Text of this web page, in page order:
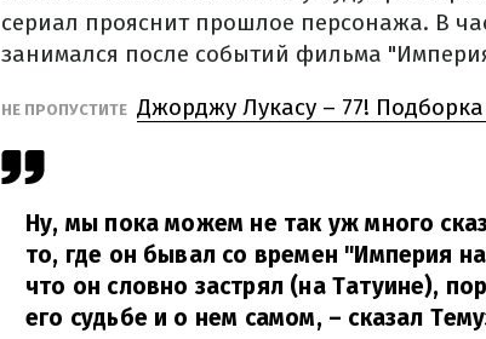
сериал прояснит прошлое персонажа. В
занимался после событий фильма
НЕ ПРОПУСТИТЕ Джорджу Лукасу – 77!
Ну, мы пока можем не так уж много
то, где он бывал со времен "Империя
что он словно застрял (на Татуине),
его судьбе и о нем самом, – сказал